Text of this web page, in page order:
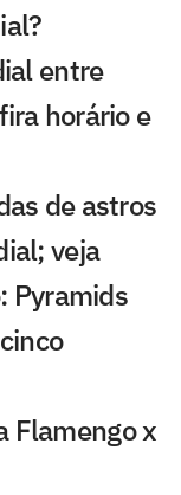
entre
horário e
de astros
veja
Pyramids
Flamengo x